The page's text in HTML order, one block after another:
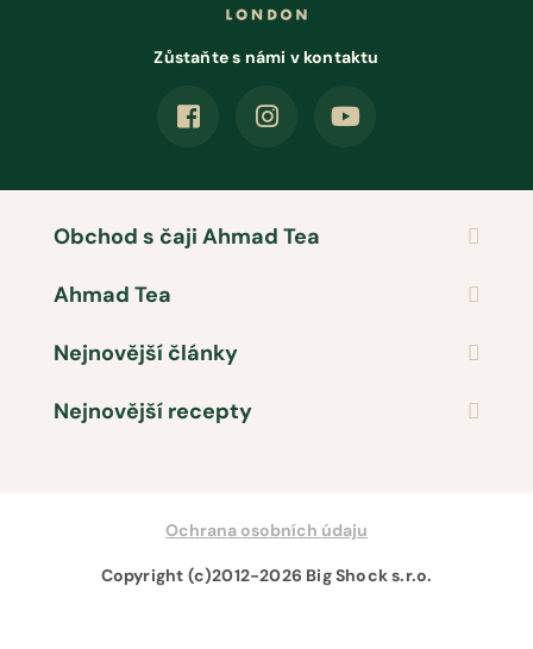
Zůstaňte s námi v kontaktu
Obchod s čaji Ahmad Tea
Ahmad Tea
Nejnovější články
Nejnovější recepty
Ochrana osobních údaju
Copyright (c)2012-2026 Big Shock s.r.o.